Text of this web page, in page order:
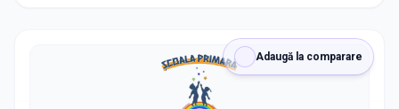
Adaugă la comparare